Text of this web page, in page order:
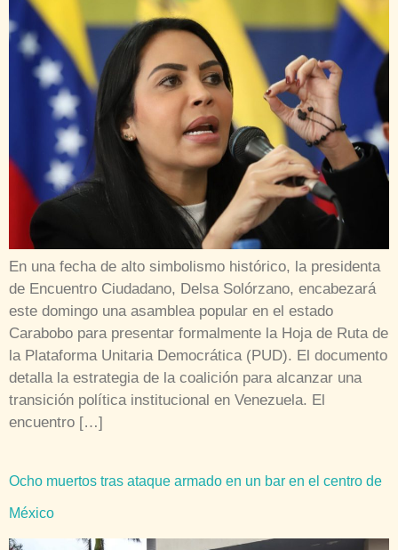
En una fecha de alto simbolismo histórico, la presidenta
de Encuentro Ciudadano, Delsa Solórzano, encabezará
este domingo una asamblea popular en el estado
Carabobo para presentar formalmente la Hoja de Ruta de
la Plataforma Unitaria Democrática (PUD). El documento
detalla la estrategia de la coalición para alcanzar una
transición política institucional en Venezuela. El
encuentro […]
Ocho muertos tras ataque armado en un bar en el centro de
México